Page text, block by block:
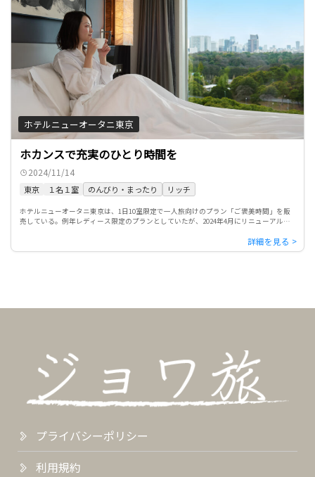
ホテルニューオータニ東京
ホカンスで充実のひとり時間を
2024/11/14
東京 １名１室 のんびり・まったり リッチ
ホテルニューオータニ東京は、1日10室限定で一人旅向けのプラン「ご褒美時間」を販
売している。例年レディース限定のプランとしていたが、2024年4月にリニューアル。
プライバシーポリシー
利用規約